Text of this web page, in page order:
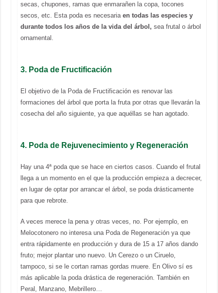
secas, chupones, ramas que enmarañen la copa, tocones
secos, etc. Esta poda es necesariaen todas las especies y
durante todos los años de la vida del árbol,sea frutal o árbol
ornamental.
3. Poda de Fructificación
El objetivo de la Poda de Fructificación es renovar las
formaciones del árbol que porta la fruta por otras que llevarán la
cosecha del año siguiente, ya que aquéllas se han agotado.
4. Poda de Rejuvenecimiento y Regeneración
Hay una 4ª poda que se hace en ciertos casos. Cuando el frutal
llega a un momento en el que la producción empieza a decrecer,
en lugar de optar por arrancar el árbol, se poda drásticamente
para que rebrote.
A veces merece la pena y otras veces, no. Por ejemplo, en
Melocotonero no interesa una Poda de Regeneración ya que
entra rápidamente en producción y dura de 15 a 17 años dando
fruto; mejor plantar uno nuevo. Un Cerezo o un Ciruelo,
tampoco, si se le cortan ramas gordas muere. En Olivo sí es
más aplicable la poda drástica de regeneración. También en
Peral, Manzano, Mebrillero…